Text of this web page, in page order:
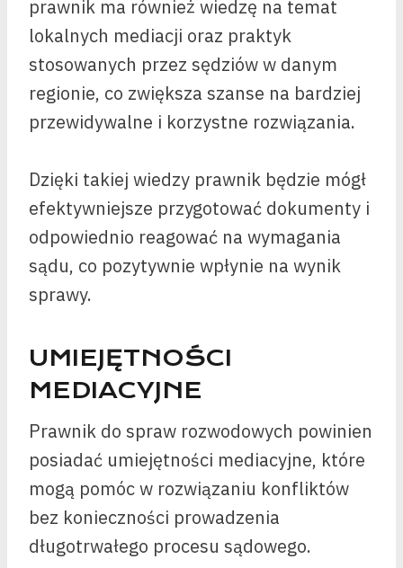
prawnik ma również wiedzę na temat
lokalnych mediacji oraz praktyk
stosowanych przez sędziów w danym
regionie, co zwiększa szanse na bardziej
przewidywalne i korzystne rozwiązania.
Dzięki takiej wiedzy prawnik będzie mógł
efektywniejsze przygotować dokumenty i
odpowiednio reagować na wymagania
sądu, co pozytywnie wpłynie na wynik
sprawy.
UMIEJĘTNOŚCI
MEDIACYJNE
Prawnik do spraw rozwodowych powinien
posiadać umiejętności mediacyjne, które
mogą pomóc w rozwiązaniu konfliktów
bez konieczności prowadzenia
długotrwałego procesu sądowego.